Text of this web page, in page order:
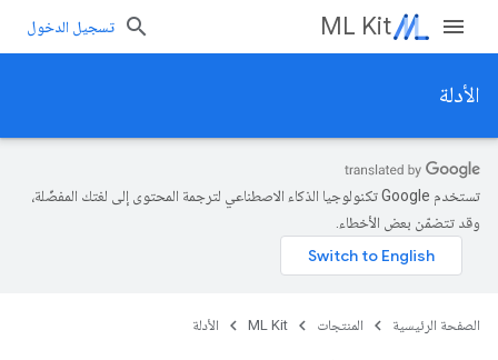
ML Kit تسجيل الدخول
الأدلة
تستخدم Google تكنولوجيا الذكاء الاصطناعي لترجمة المحتوى إلى لغتك المفضّلة،
وقد تتضمّن بعض الأخطاء.
الصفحة الرئيسية المنتجات ML Kit الأدلة